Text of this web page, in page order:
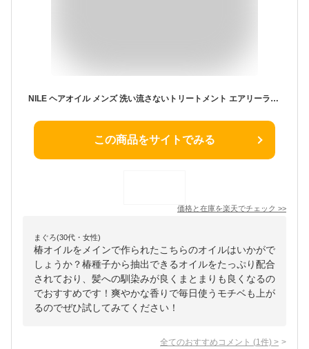
NILE ヘアオイル メンズ 洗い流さないトリートメント エアリーライト(カリフォルニアの香り)
この商品をサイトでみる
価格と在庫を楽天でチェック >>
まぐろ(30代・女性)
椿オイルをメインで作られたこちらのオイルはいかがで
しょうか？椿種子から抽出できるオイルをたっぷり配合
されており、髪への馴染みが良くまとまりも良くなるの
でおすすめです！爽やかな香りで毎日使うモチベも上が
るのでぜひ試してみてください！
全てのおすすめコメント (1 件) >